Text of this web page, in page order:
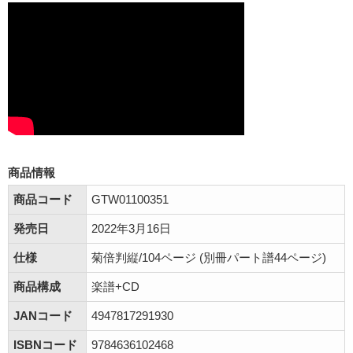
商品情報
商品コード
GTW01100351
発売日 2022年3月16日
仕様 菊倍判縦/104ページ (別冊パート譜44ページ)
商品構成 楽譜+CD
JANコード 4947817291930
ISBNコード 9784636102468